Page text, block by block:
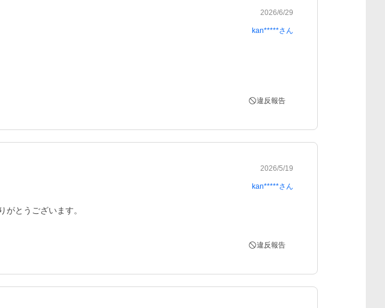
2026/6/29
kan*****さん
違反報告
2026/5/19
kan*****さん
とうございます。
違反報告